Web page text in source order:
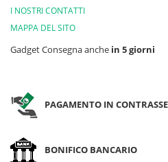
I NOSTRI CONTATTI
MAPPA DEL SITO
Gadget Consegna anche in 5 giorni
PAGAMENTO IN
BONIFICO BANCARIO